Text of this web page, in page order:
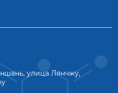
улица Лянчжу,